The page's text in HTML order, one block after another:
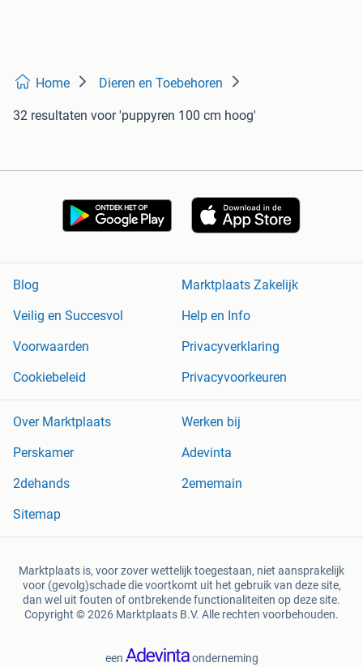
Home Dieren en Toebehoren
32 resultaten voor 'puppyren 100 cm hoog'
Blog
Marktplaats Zakelijk
Veilig en Succesvol
Help en Info
Voorwaarden
Privacyverklaring
Cookiebeleid
Privacyvoorkeuren
Over Marktplaats
Werken bij
Perskamer
Adevinta
2dehands
2ememain
Sitemap
Marktplaats is, voor zover wettelijk toegestaan, niet aansprakelijk
voor (gevolg)schade die voortkomt uit het gebruik van deze site,
dan wel uit fouten of ontbrekende functionaliteiten op deze site.
Copyright © 2026 Marktplaats B.V. Alle rechten voorbehouden.
een onderneming